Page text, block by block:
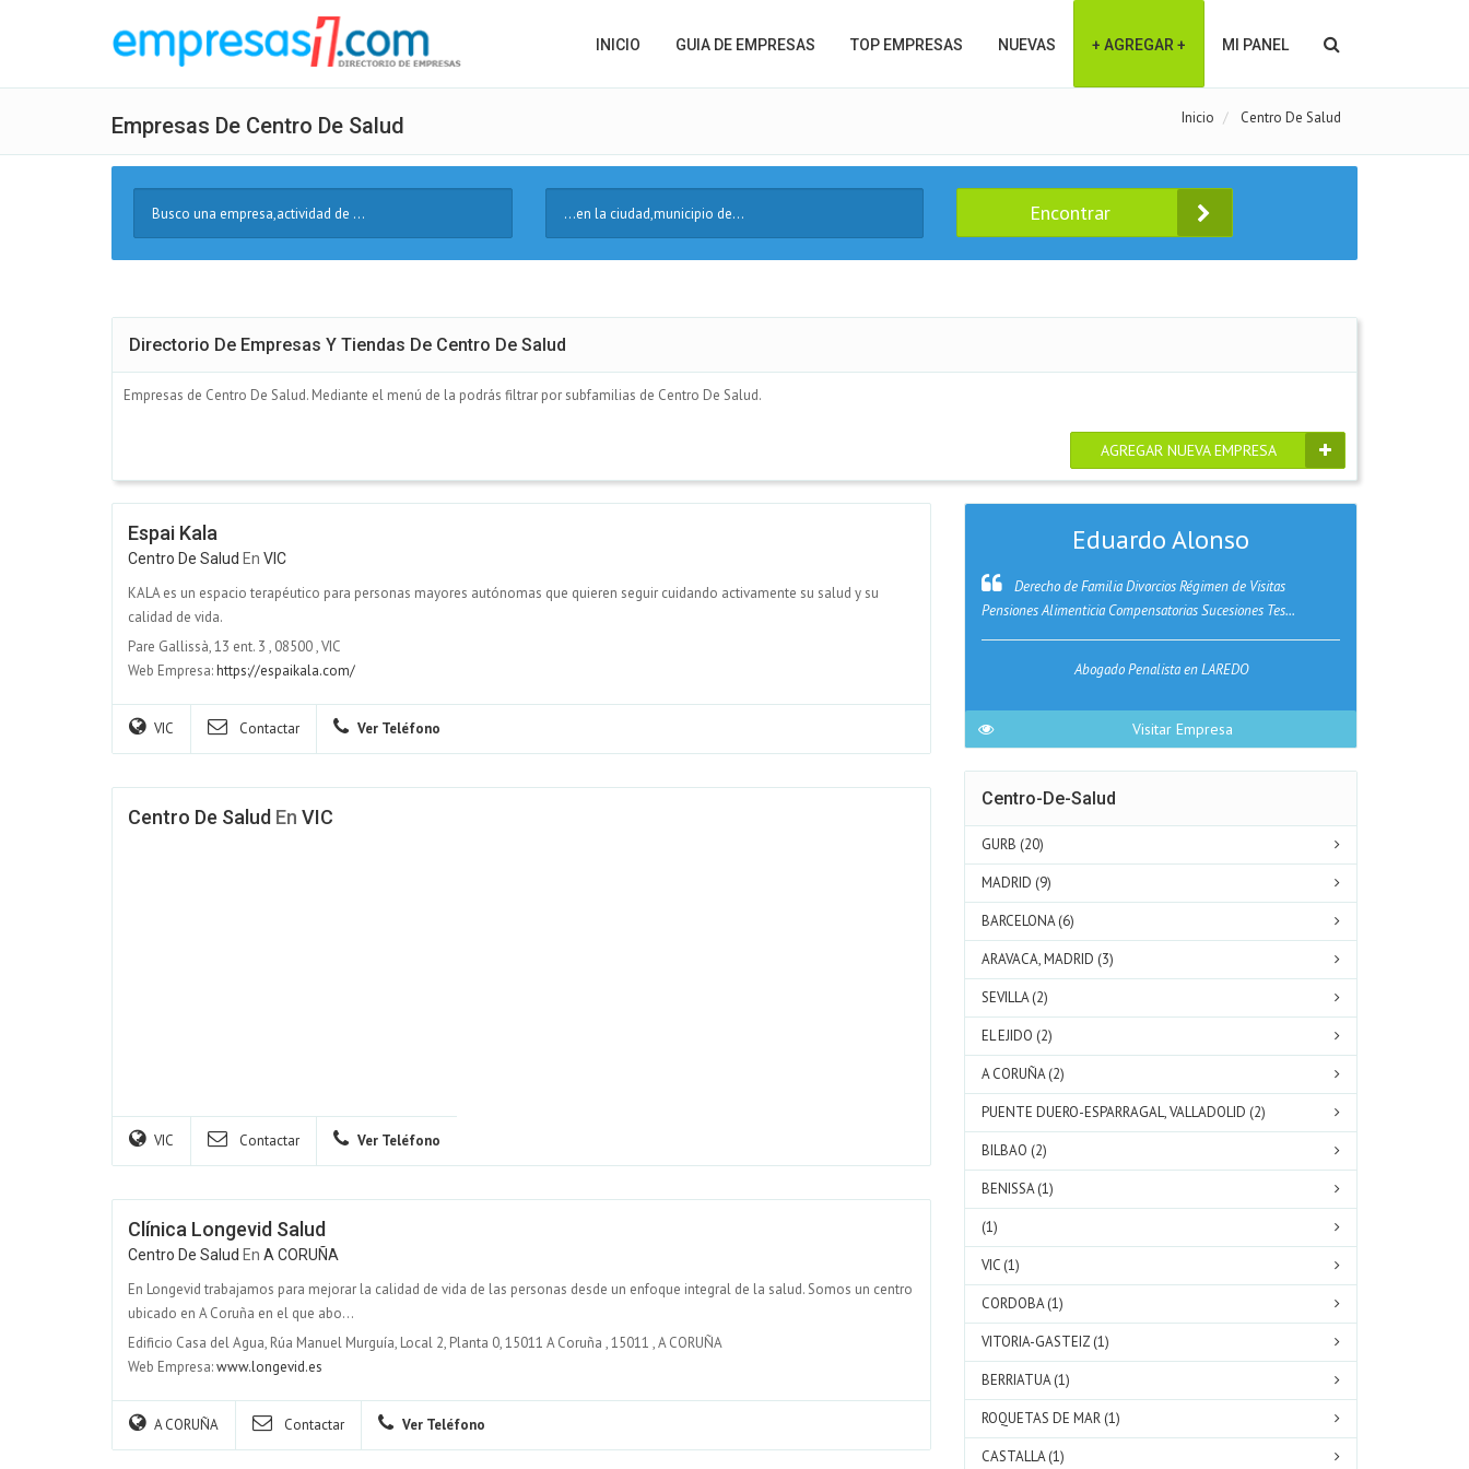
INICIO GUIA DE EMPRESAS TOP EMPRESAS NUEVAS + AGREGAR + MI PANEL
Empresas De Centro De Salud Inicio Centro De Salud
Texto
Encontrar
Directorio De Empresas Y Tiendas De Centro De Salud
Empresas de Centro De Salud. Mediante el menú de la podrás filtrar por subfamilias de Centro De Salud.
AGREGAR NUEVA EMPRESA
Espai Kala
Centro De Salud En VIC
KALA es un espacio terapéutico para personas mayores autónomas que quieren seguir cuidando activamente su salud y su
calidad de vida.
Pare Gallissà, 13 ent. 3 , 08500,VIC
Web Empresa:https://espaikala.com/
VIC Contactar Ver Teléfono
Centro De Salud En VIC
VIC Contactar Ver Teléfono
Clínica Longevid Salud
Centro De Salud En A CORUÑA
En Longevid trabajamos para mejorar la calidad de vida de las personas desde un enfoque integral de la salud. Somos un centro
ubicado en A Coruña en el que abo...
Edificio Casa del Agua, Rúa Manuel Murguía, Local 2, Planta 0, 15011 A Coruña ,15011 ,A CORUÑA
Web Empresa:www.longevid.es
A CORUÑA Contactar Ver Teléfono
Eduardo Alonso
Derecho de Familia Divorcios Régimen de Visitas
Pensiones Alimenticia Compensatorias Sucesiones Tes...
Abogado Penalista en LAREDO
Visitar Empresa
Centro-De-Salud
GURB (20)
MADRID (9)
BARCELONA (6)
ARAVACA, MADRID (3)
SEVILLA (2)
EL EJIDO (2)
A CORUÑA (2)
PUENTE DUERO-ESPARRAGAL, VALLADOLID (2)
BILBAO (2)
BENISSA (1)
(1)
VIC (1)
CORDOBA (1)
VITORIA-GASTEIZ (1)
BERRIATUA (1)
ROQUETAS DE MAR (1)
CASTALLA (1)